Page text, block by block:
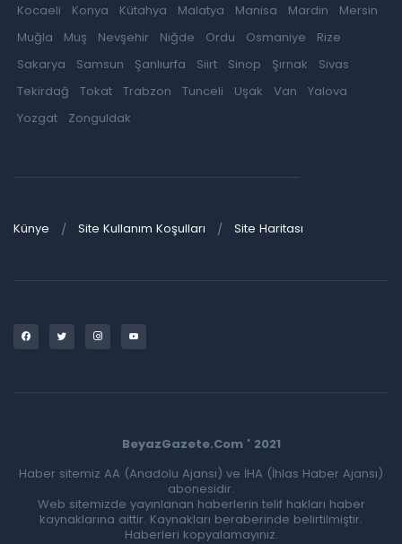
Kocaeli
Konya Kütahya Malatya Manisa Mardin
Mersin
Muğla
Muş Nevşehir Niğde Ordu Osmaniye
Rize
Sakarya
Samsun Şanlıurfa Siirt Sinop Şırnak
Sivas
Tekirdağ
Tokat Trabzon Tunceli Uşak Van
Yalova
Yozgat
Zonguldak
Künye Site Kullanım Koşulları Site Haritası
BeyazGazete.Com ' 2021
Haber sitemiz AA (Anadolu Ajansı) ve İHA (İhlas Haber Ajansı)
abonesidir.
Web sitemizde yayınlanan haberlerin telif hakları haber
kaynaklarına aittir. Kaynakları beraberinde belirtilmiştir.
Haberleri kopyalamayınız.